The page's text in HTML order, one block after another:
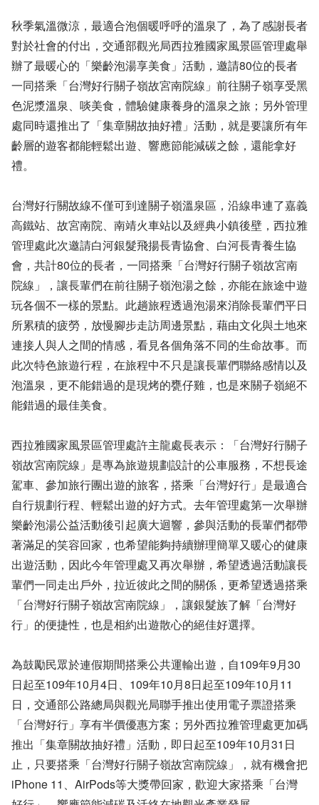
秋季氣溫微涼，最適合泡個暖呼呼的溫泉了，為了感謝長者
對於社會的付出，交通部觀光局西拉雅國家風景區管理處舉
辦了最暖心的「樂齡泡湯享美食」活動，邀請80位的長者
一同搭乘「台灣好行關子嶺故宮南院線」前往關子嶺享受黑
色泥漿溫泉、啖美食，體驗健康養身的溫泉之旅；另外管理
處同時還推出了「集章關故抽好禮」活動，就是要讓所有年
齡層的遊客都能輕鬆出遊、響應節能減碳之餘，還能拿好
禮。
台灣好行關故線不僅可到達關子嶺溫泉區，沿線串連了嘉義
高鐵站、故宮南院、南靖火車站以及經典小鎮後壁，西拉雅
管理處此次邀請白河銀髮飛揚長青協會、白河長青養生協
會，共計80位的長者，一同搭乘「台灣好行關子嶺故宮南
院線」，讓長輩們在前往關子嶺泡湯之餘，亦能在旅途中遊
玩各個不一樣的景點。此趟旅程透過泡湯來消除長輩們平日
所累積的疲勞，放慢腳步走訪周邊景點，藉由文化與土地來
連接人與人之間的情感，看見各個角落不同的生命故事。而
此次特色旅遊行程，在旅程中不只是讓長輩們聯絡感情以及
泡溫泉，更不能錯過的是現烤的甕仔雞，也是來關子嶺絕不
能錯過的最佳美食。
西拉雅國家風景區管理處許主龍處長表示：「台灣好行關子
嶺故宮南院線」是專為旅遊規劃設計的公車服務，不想長途
駕車、參加旅行團出遊的旅客，搭乘「台灣好行」是最適合
自行規劃行程、輕鬆出遊的好方式。去年管理處第一次舉辦
樂齡泡湯公益活動後引起廣大迴響，參與活動的長輩們都帶
著滿足的笑容回家，也希望能夠持續辦理簡單又暖心的健康
出遊活動，因此今年管理處又再次舉辦，希望透過活動讓長
輩們一同走出戶外，拉近彼此之間的關係，更希望透過搭乘
「台灣好行關子嶺故宮南院線」，讓銀髮族了解「台灣好
行」的便捷性，也是相約出遊散心的絕佳好選擇。
為鼓勵民眾於連假期間搭乘公共運輸出遊，自109年9月30
日起至109年10月4日、109年10月8日起至109年10月11
日，交通部公路總局與觀光局聯手推出使用電子票證搭乘
「台灣好行」享有半價優惠方案；另外西拉雅管理處更加碼
推出「集章關故抽好禮」活動，即日起至109年10月31日
止，只要搭乘「台灣好行關子嶺故宮南院線」，就有機會把
iPhone 11、AirPods等大獎帶回家，歡迎大家搭乘「台灣